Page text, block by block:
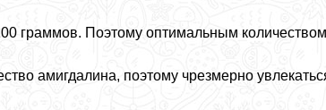
граммов. Поэтому оптимальным
амигдалина, поэтому чрезмерно